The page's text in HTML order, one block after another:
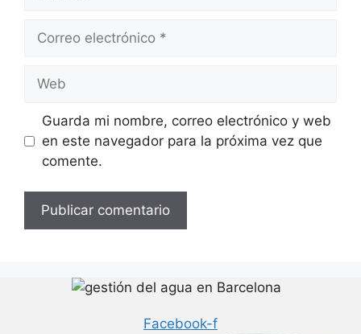
electrónico
Guarda mi nombre, correo electrónico y web
en este navegador para la próxima vez que
comente.
Facebook-f